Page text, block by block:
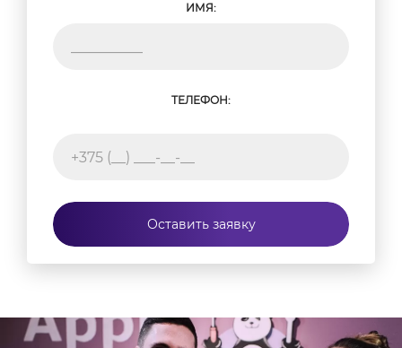
ИМЯ:
ТЕЛЕФОН:
Оставить заявку